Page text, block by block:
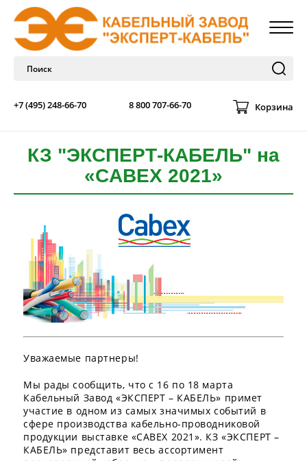
+7 (495) 248-66-70 8 800 707-66-70 Корзина
КЗ "ЭКСПЕРТ-КАБЕЛЬ" на
«CABEX 2021»
Уважаемые партнеры!
Мы рады сообщить, что с 16 по 18 марта
Кабельный Завод «ЭКСПЕРТ – КАБЕЛЬ» примет
участие в одном из самых значимых событий в
сфере производства кабельно-проводниковой
продукции выставке «CABEX 2021». КЗ «ЭКСПЕРТ –
КАБЕЛЬ» представит весь ассортимент